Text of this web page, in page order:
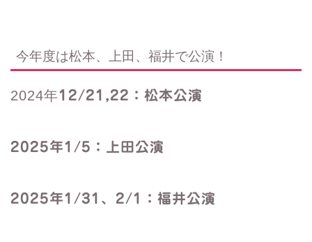
今年度は松本、上田、福井で公演！
2024年12/21,22：松本公演
2025年1/5：上田公演
2025年1/31、2/1：福井公演